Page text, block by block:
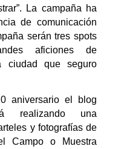
La campaña ha
de comunicación
serán tres spots
aficiones de
ciudad que seguro
aniversario el blog
realizando una
y fotografías de
Campo o Muestra